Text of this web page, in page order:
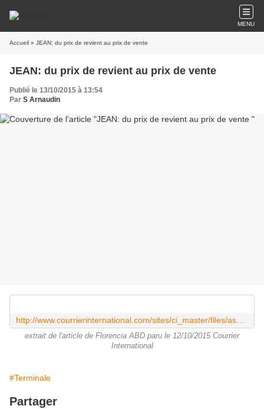
MENU
Accueil » JEAN: du prix de revient au prix de vente
JEAN: du prix de revient au prix de vente
Publié le 13/10/2015 à 13:54
Par S Arnaudin
extrait de l'article de Florencia ABD paru le 12/10/2015 Courrier
International
#Terminale
Partager